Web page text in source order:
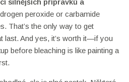
silnějších přípravků a
peroxide or carbamide
That’s the only way to get
last. And yes, it’s worth it—if you
before bleaching is like painting a